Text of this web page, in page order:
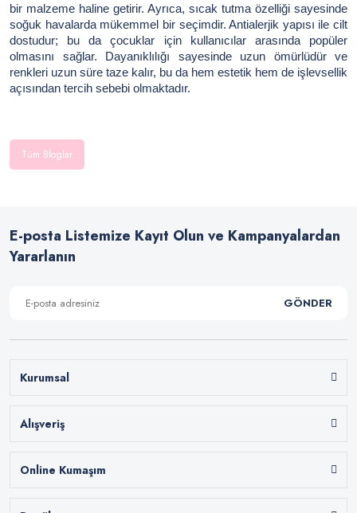
bir malzeme haline getirir. Ayrıca, sıcak tutma özelliği sayesinde
soğuk havalarda mükemmel bir seçimdir. Antialerjik yapısı ile cilt
dostudur; bu da çocuklar için kullanıcılar arasında popüler
olmasını sağlar. Dayanıklılığı sayesinde uzun ömürlüdür ve
renkleri uzun süre taze kalır, bu da hem estetik hem de işlevsellik
açısından tercih sebebi olmaktadır.
Tüm Bloglar
E-posta Listemize Kayıt Olun ve Kampanyalardan
Yararlanın
GÖNDER
Kurumsal
Alışveriş
Online Kumaşım